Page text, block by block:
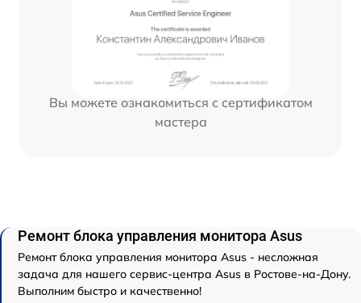
Вы можете ознакомиться с сертификатом
мастера
Ремонт блока управления монитора Asus
Ремонт блока управления монитора Asus - несложная
задача для нашего сервис-центра Asus в Ростове-на-Дону.
Выполним быстро и качественно!